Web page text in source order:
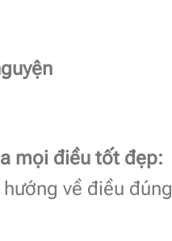
mọi điều tốt đẹp:
về điều